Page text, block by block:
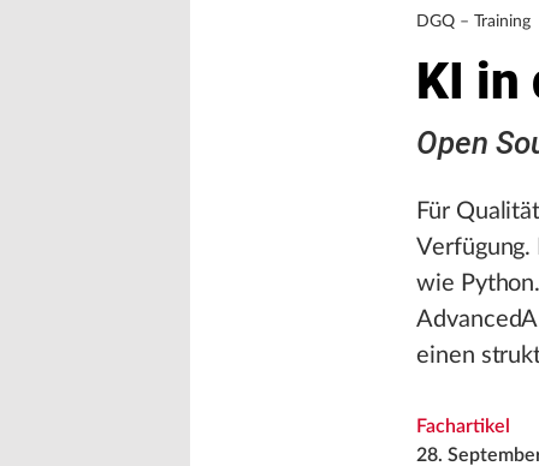
DGQ – Training
KI in
Open
Für
Verfügung.
wie
einen
Fachartikel
28.